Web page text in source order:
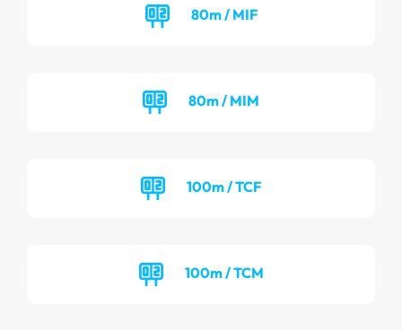
80m / MIF
80m / MIM
100m / TCF
100m / TCM